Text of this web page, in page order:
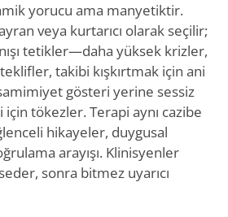
yorucu ama manyetiktir.
veya kurtarıcı olarak seçilir;
tetikler—daha yüksek krizler,
teklifler, takibi kışkırtmak için ani
gösteri yerine sessiz
için tökezler. Terapi aynı cazibe
hikayeler, duygusal
arayışı. Klinisyenler
sonra bitmez uyarıcı